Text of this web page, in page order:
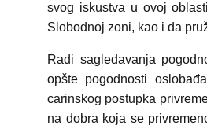
svog iskustva u ovoj
Slobodnoj zoni, kao i da
Radi sagledavanja
opšte pogodnosti
carinskog postupka
na dobra koja se